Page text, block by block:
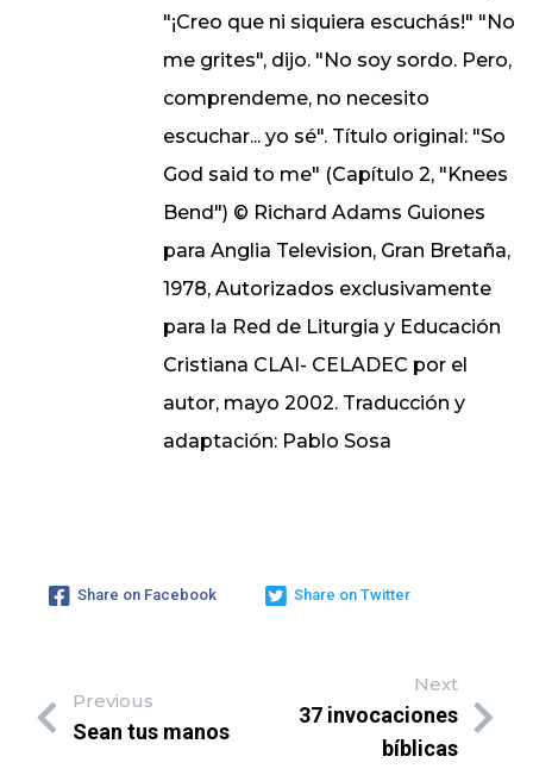
"¡Creo que ni siquiera escuchás!" "No
me grites", dijo. "No soy sordo. Pero,
comprendeme, no necesito
escuchar... yo sé". Título original: "So
God said to me" (Capítulo 2, "Knees
Bend") © Richard Adams Guiones
para Anglia Television, Gran Bretaña,
1978, Autorizados exclusivamente
para la Red de Liturgia y Educación
Cristiana CLAI- CELADEC por el
autor, mayo 2002. Traducción y
adaptación: Pablo Sosa
Share on Facebook Share on Twitter
Previous
Sean tus manos
Next
37 invocaciones
bíblicas